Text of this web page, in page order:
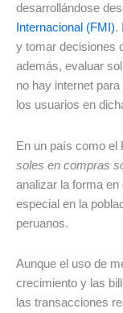
desarrollándose
Internacional (FMI).
y tomar decisiones
además, evaluar
no hay internet
los usuarios en
En un país como el
soles en compras
analizar la forma en
especial en la
peruanos.
Aunque el uso de
crecimiento y las
las transacciones